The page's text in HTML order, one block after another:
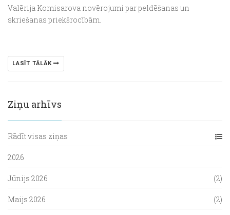
Valērija Komisarova novērojumi par peldēšanas un
skriešanas priekšrocībām.
LASĪT TĀLĀK
Ziņu arhīvs
Rādīt visas ziņas
2026
Jūnijs 2026 (2)
Maijs 2026 (2)